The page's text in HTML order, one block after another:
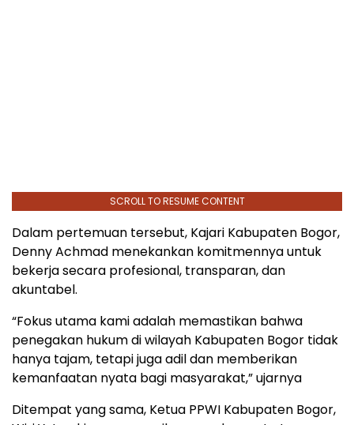
SCROLL TO RESUME CONTENT
Dalam pertemuan tersebut, Kajari Kabupaten Bogor,
Denny Achmad menekankan komitmennya untuk
bekerja secara profesional, transparan, dan
akuntabel.
“Fokus utama kami adalah memastikan bahwa
penegakan hukum di wilayah Kabupaten Bogor tidak
hanya tajam, tetapi juga adil dan memberikan
kemanfaatan nyata bagi masyarakat,” ujarnya
Ditempat yang sama, Ketua PPWI Kabupaten Bogor,